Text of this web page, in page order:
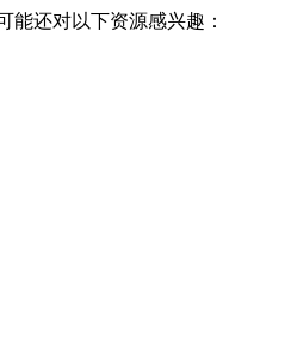
能还对以下资源感兴趣：